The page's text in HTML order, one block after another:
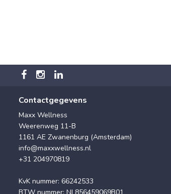
Contactgegevens
Maxx Wellness
Weerenweg 11-B
1161 AE Zwanenburg (Amsterdam)
info@maxxwellness.nl
+31 204970819
KvK nummer: 66242533